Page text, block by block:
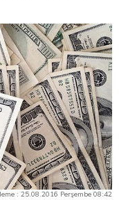
: 25.08.2016 Perşembe 08:42